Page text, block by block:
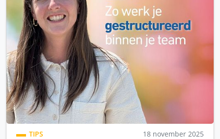
TIPS 18 november 2025